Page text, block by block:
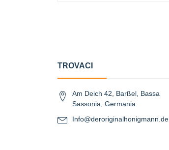
TROVACI
Am Deich 42, Barßel, Bassa
Sassonia, Germania
Info@deroriginalhonigmann.de